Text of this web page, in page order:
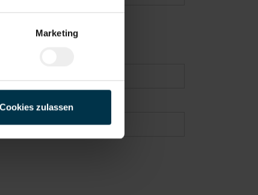
Marketing
zulassen